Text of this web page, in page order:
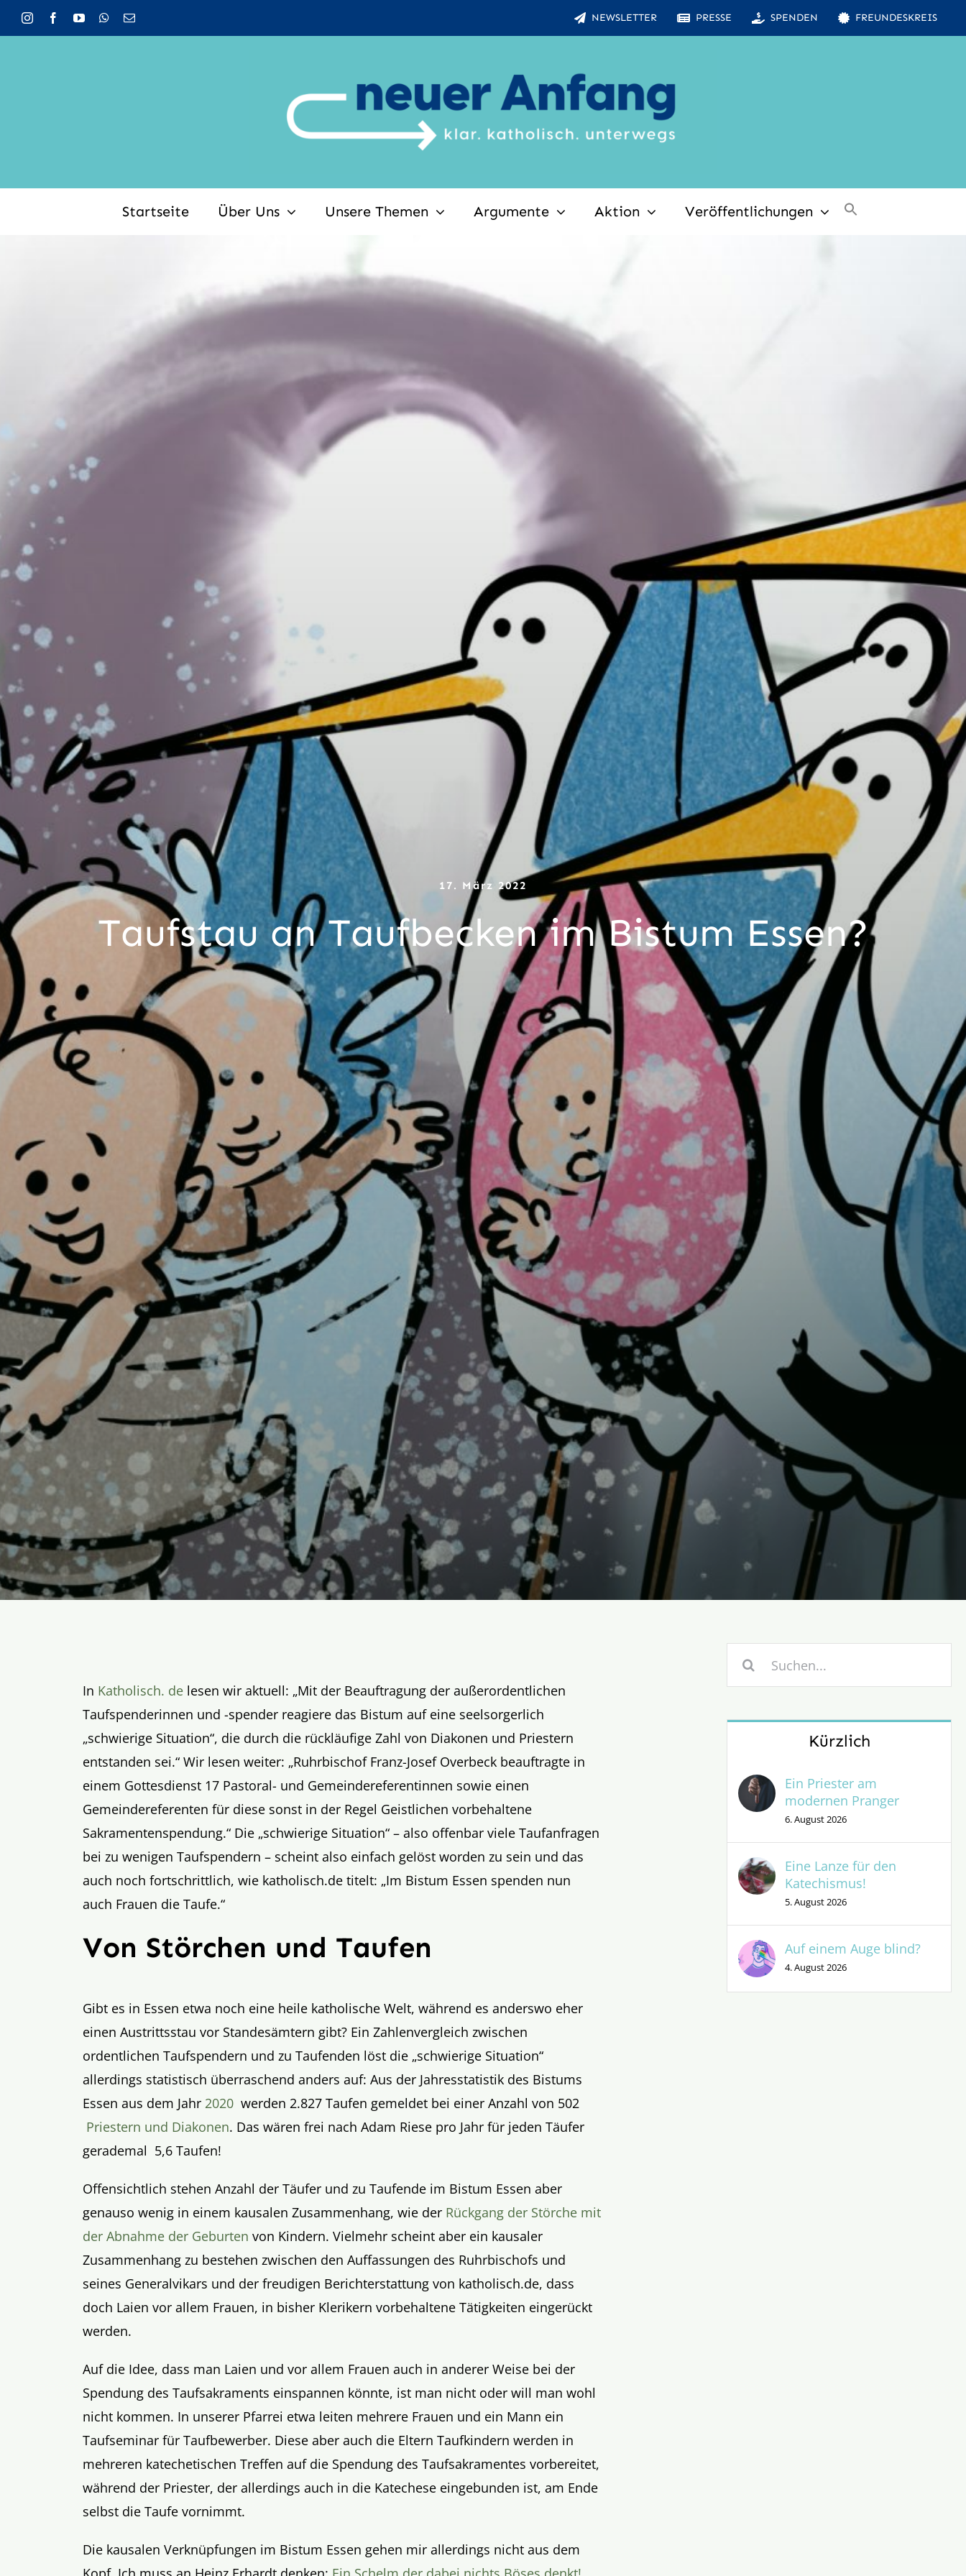
Zum
Inhalt
NEWSLETTER PRESSE SPENDEN FREUNDESKREIS
Startseite Über Uns Unsere Themen Argumente Aktion Veröffentlichungen
17. März 2022
Taufstau an Taufbecken im Bistum Essen?
In Katholisch. de lesen wir aktuell: „Mit der Beauftragung der außerordentlichen
Taufspenderinnen und -spender reagiere das Bistum auf eine seelsorgerlich
„schwierige Situation“, die durch die rückläufige Zahl von Diakonen und Priestern
entstanden sei.“ Wir lesen weiter: „Ruhrbischof Franz-Josef Overbeck beauftragte in
einem Gottesdienst 17 Pastoral- und Gemeindereferentinnen sowie einen
Gemeindereferenten für diese sonst in der Regel Geistlichen vorbehaltene
Sakramentenspendung.“ Die „schwierige Situation“ – also offenbar viele Taufanfragen
bei zu wenigen Taufspendern – scheint also einfach gelöst worden zu sein und das
auch noch fortschrittlich, wie katholisch.de titelt: „Im Bistum Essen spenden nun
auch Frauen die Taufe.“
Von Störchen und Taufen
Gibt es in Essen etwa noch eine heile katholische Welt, während es anderswo eher
einen Austrittsstau vor Standesämtern gibt? Ein Zahlenvergleich zwischen
ordentlichen Taufspendern und zu Taufenden löst die „schwierige Situation“
allerdings statistisch überraschend anders auf: Aus der Jahresstatistik des Bistums
Essen aus dem Jahr 2020 werden 2.827 Taufen gemeldet bei einer Anzahl von 502
Priestern und Diakonen. Das wären frei nach Adam Riese pro Jahr für jeden Täufer
gerademal 5,6 Taufen!
Offensichtlich stehen Anzahl der Täufer und zu Taufende im Bistum Essen aber
genauso wenig in einem kausalen Zusammenhang, wie der Rückgang der Störche mit
der Abnahme der Geburten von Kindern. Vielmehr scheint aber ein kausaler
Zusammenhang zu bestehen zwischen den Auffassungen des Ruhrbischofs und
seines Generalvikars und der freudigen Berichterstattung von katholisch.de, dass
doch Laien vor allem Frauen, in bisher Klerikern vorbehaltene Tätigkeiten eingerückt
werden.
Auf die Idee, dass man Laien und vor allem Frauen auch in anderer Weise bei der
Spendung des Taufsakraments einspannen könnte, ist man nicht oder will man wohl
nicht kommen. In unserer Pfarrei etwa leiten mehrere Frauen und ein Mann ein
Taufseminar für Taufbewerber. Diese aber auch die Eltern Taufkindern werden in
mehreren katechetischen Treffen auf die Spendung des Taufsakramentes vorbereitet,
während der Priester, der allerdings auch in die Katechese eingebunden ist, am Ende
selbst die Taufe vornimmt.
Die kausalen Verknüpfungen im Bistum Essen gehen mir allerdings nicht aus dem
nach:
Kürzlich
Ein Priester am
modernen Pranger
6. August 2026
Eine Lanze für den
Katechismus!
5. August 2026
Auf einem Auge blind?
4. August 2026